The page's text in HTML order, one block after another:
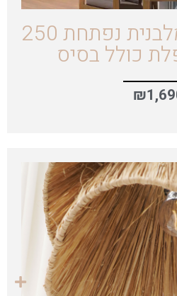
שמשיית קיר מלבנית נפתחת 250
כולל בסיס
₪